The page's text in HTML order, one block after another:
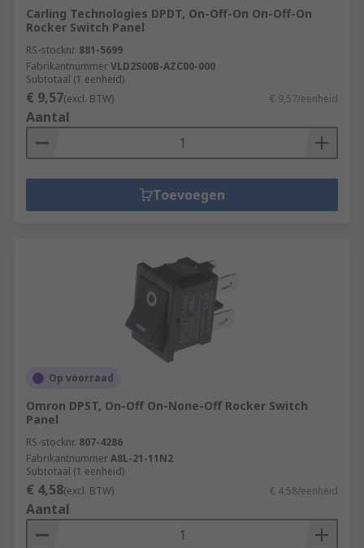
Carling Technologies DPDT, On-Off-On On-Off-On
Rocker Switch Panel
RS-stocknr. 881-5699
FabrikantnummerVLD2S00B-AZC00-000
Subtotaal (1 eenheid)
€ 9,57(excl. BTW) € 9,57/eenheid
Aantal
Toevoegen
Op voorraad
Omron DPST, On-Off On-None-Off Rocker Switch
Panel
RS-stocknr. 807-4286
FabrikantnummerA8L-21-11N2
Subtotaal (1 eenheid)
€ 4,58(excl. BTW) € 4,58/eenheid
Aantal